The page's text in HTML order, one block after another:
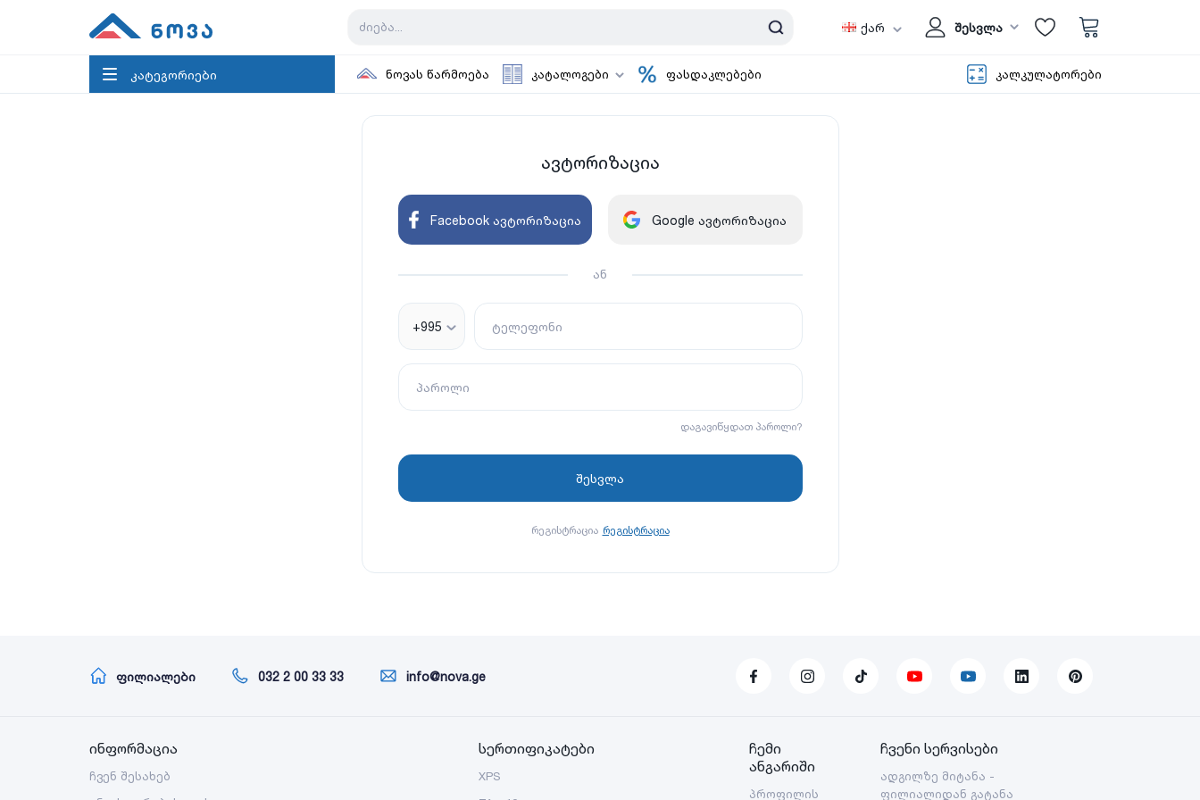
ქარ შესვლა
კატეგორიები ნოვას წარმოება კატალოგები ფასდაკლებები კალკულატორები
ავტორიზაცია
Facebook ავტორიზაცია Google ავტორიზაცია
ან
+995 ტელეფონი
პაროლი
დაგავიწყდათ პაროლი?
რეგისტრაცია რეგისტრაცია
ფილიალები 032 2 00 33 33 info@nova.ge
ინფორმაცია
ჩვენ შესახებ
სერთიფიკატები
XPS
ჩემი
ანგარიში
პროფილის
ჩვენი სერვისები
ადგილზე მიტანა -
ფილიალიდან გატანა